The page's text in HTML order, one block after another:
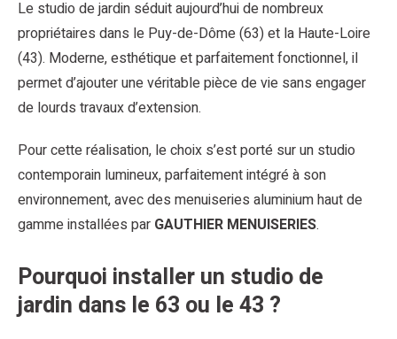
Le studio de jardin séduit aujourd’hui de nombreux
propriétaires dans le Puy-de-Dôme (63) et la Haute-Loire
(43). Moderne, esthétique et parfaitement fonctionnel, il
permet d’ajouter une véritable pièce de vie sans engager
de lourds travaux d’extension.
Pour cette réalisation, le choix s’est porté sur un studio
contemporain lumineux, parfaitement intégré à son
environnement, avec des menuiseries aluminium haut de
gamme installées par GAUTHIER MENUISERIES.
Pourquoi installer un studio de
jardin dans le 63 ou le 43 ?